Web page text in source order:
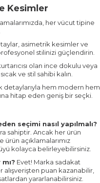
Kesimler
her vücut tipine
asimetrik kesimler ve
stilinizi güçlendirin.
olan ince dokulu veya
ve stil sahibi kalın.
detaylarıyla hem modern hem
hitap eden geniş bir seçki.
seçimi nasıl yapılmalı?
sahiptir. Ancak her ürün
ürün açıklamalarımız
kolayca belirleyebilirsiniz.
Evet! Marka sadakat
alışverişten puan kazanabilir,
yararlanabilirsiniz.